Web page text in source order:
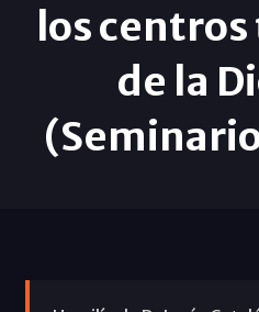
los
de la